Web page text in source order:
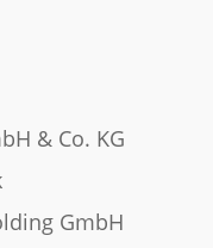
& Co. KG
GmbH